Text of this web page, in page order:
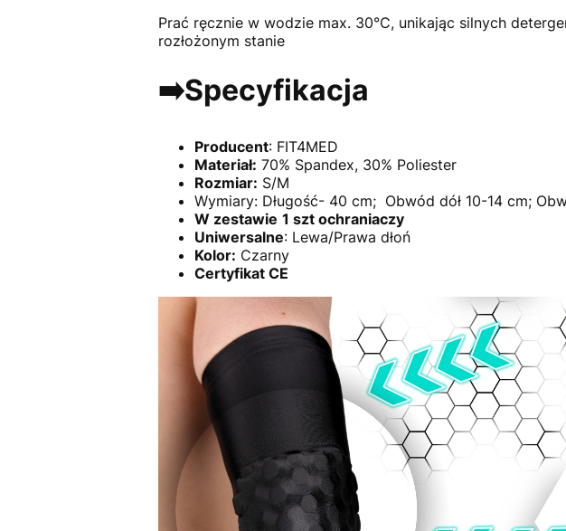
Prać ręcznie w wodzie max. 30°C, unikając silnych
rozłożonym stanie
➡️Specyfikacja
Producent: FIT4MED
Materiał: 70% Spandex, 30% Poliester
Rozmiar: S/M
Wymiary: Długość- 40 cm; Obwód dół 10-14 cm;
W zestawie 1 szt ochraniaczy
Uniwersalne: Lewa/Prawa dłoń
Kolor: Czarny
Certyfikat CE